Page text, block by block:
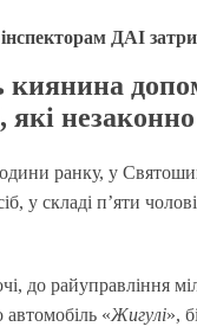
ДАІ
киянина
які
ранку, у
у складі п’яти
до райуправління
«Жигулі»,